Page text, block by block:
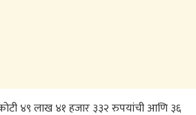
४९ लाख ४१ हजार ३३२ रुपयांची आणि ३६